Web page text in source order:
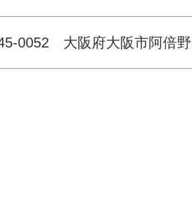
0052 大阪府大阪市阿倍